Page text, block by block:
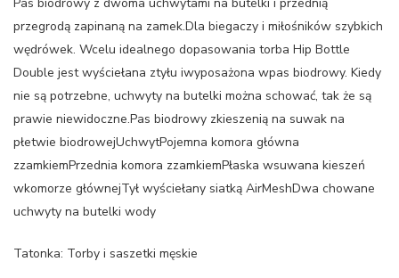
przegrodą zapinaną na zamek.Dla biegaczy i miłośników szybkich
wędrówek. Wcelu idealnego dopasowania torba Hip Bottle
Double jest wyściełana ztyłu iwyposażona wpas biodrowy. Kiedy
nie są potrzebne, uchwyty na butelki można schować, tak że są
prawie niewidoczne.Pas biodrowy zkieszenią na suwak na
płetwie biodrowejUchwytPojemna komora główna
zzamkiemPrzednia komora zzamkiemPłaska wsuwana kieszeń
wkomorze głównejTył wyściełany siatką AirMeshDwa chowane
uchwyty na butelki wody
Tatonka: Torby i saszetki męskie